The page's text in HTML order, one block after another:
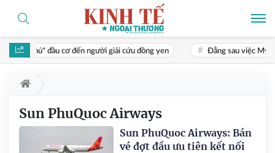
"cao thủ" đầu cơ đến người giải cứu đồng yen Đằng sau việc Mỹ
Sun PhuQuoc Airways
Sun PhuQuoc Airways: Bán
vé đợt đầu ưu tiên kết nối